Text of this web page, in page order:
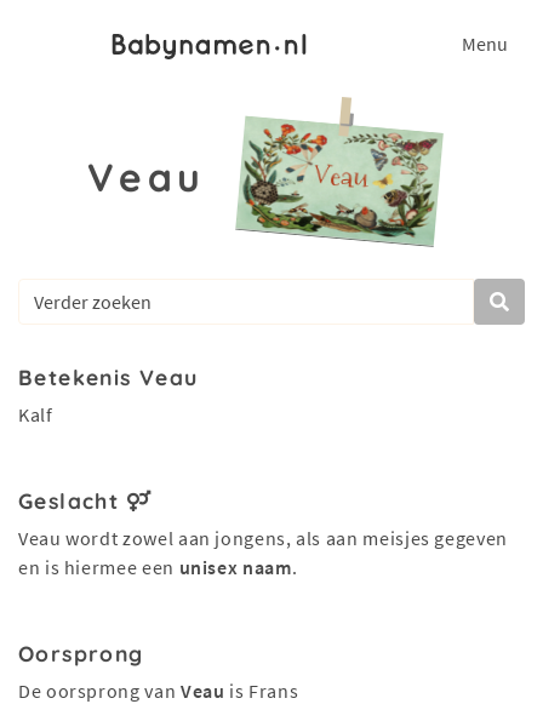
Menu
Veau
Betekenis Veau
Kalf
Geslacht
Veau wordt zowel aan jongens, als aan meisjes gegeven
en is hiermee een unisex naam.
Oorsprong
De oorsprong van Veau is Frans